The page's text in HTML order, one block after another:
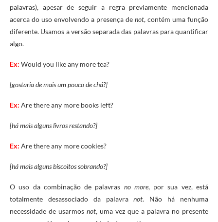
palavras), apesar de seguir a regra previamente mencionada
acerca do uso envolvendo a presença de not, contém uma função
diferente. Usamos a versão separada das palavras para quantificar
algo.
Ex: Would you like any more tea?
[gostaria de mais um pouco de chá?]
Ex: Are there any more books left?
[há mais alguns livros restando?]
Ex: Are there any more cookies?
[há mais alguns biscoitos sobrando?]
O uso da combinação de palavras no more, por sua vez, está
totalmente desassociado da palavranot. Não há nenhuma
necessidade de usarmos not, uma vez que a palavra no presente